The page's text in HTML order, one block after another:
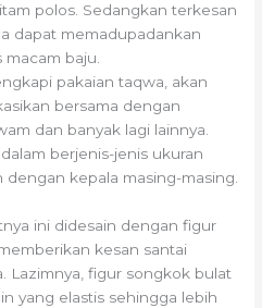
polos. Sedangkan terkesan
dapat memadupadankan
baju.
pakaian taqwa, akan
bersama dengan
dan banyak lagi lainnya.
berjenis-jenis ukuran
dengan kepala masing-masing.
ini didesain dengan figur
kesan santai
Lazimnya, figur songkok bulat
yang elastis sehingga lebih